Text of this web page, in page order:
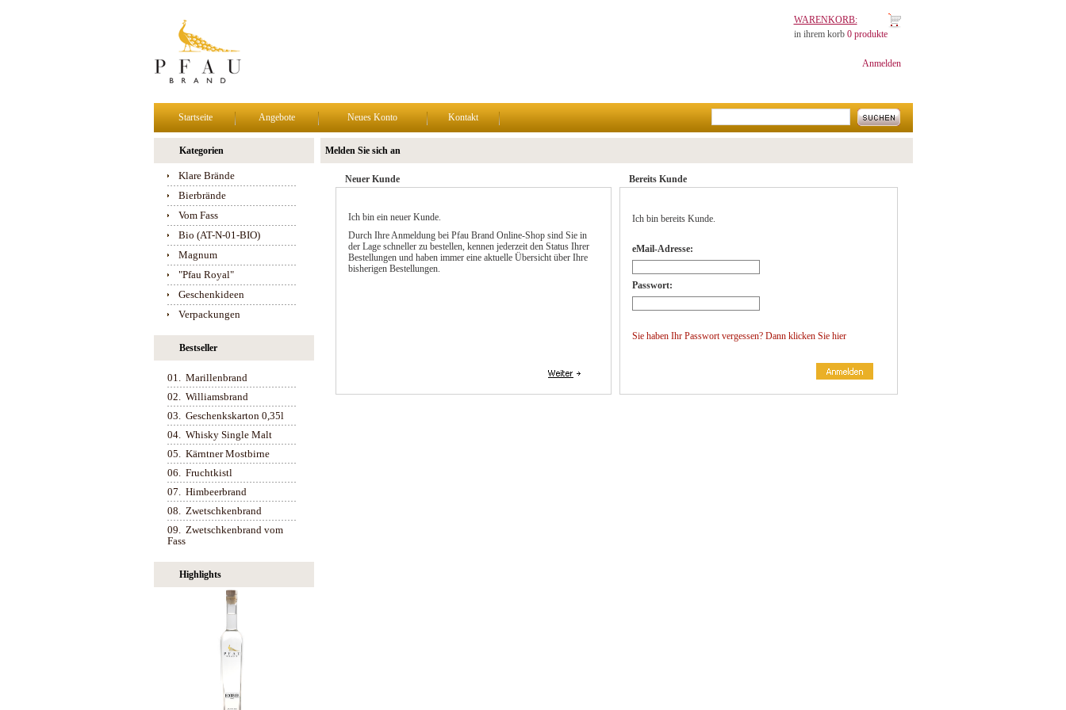
WARENKORB:
in ihrem korb 0 produkte
Anmelden
Startseite Angebote Neues Konto Kontakt
Kategorien
Klare Brände
Bierbrände
Vom Fass
Bio (AT-N-01-BIO)
Magnum
"Pfau Royal"
Geschenkideen
Verpackungen
Bestseller
01. Marillenbrand
02. Williamsbrand
03. Geschenkskarton 0,35l
04. Whisky Single Malt
05. Kärntner Mostbirne
06. Fruchtkistl
07. Himbeerbrand
08. Zwetschkenbrand
09. Zwetschkenbrand vom
Fass
Highlights
Melden Sie sich an
Neuer Kunde Bereits Kunde
Ich bin ein neuer Kunde.
Durch Ihre Anmeldung bei Pfau Brand Online-Shop sind Sie in
der Lage schneller zu bestellen, kennen jederzeit den Status Ihrer
Bestellungen und haben immer eine aktuelle Übersicht über Ihre
bisherigen Bestellungen.
Ich bin bereits Kunde.
eMail-Adresse:
Passwort:
Sie haben Ihr Passwort vergessen? Dann klicken Sie hier